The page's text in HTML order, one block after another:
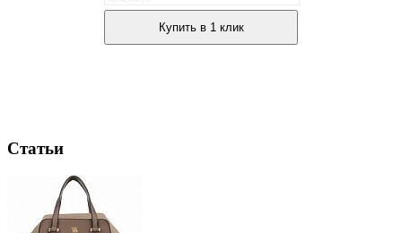
Купить в 1 клик
Статьи